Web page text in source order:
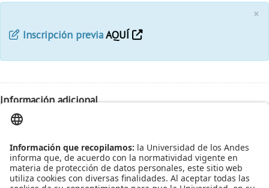
×
Inscripción previaAQUÍ
Información adicional
Fecha:
Lugar:
Salón por confirmar
Leído6878Tiempo Última modificación Martes, 09 Mayo 2017 14:11